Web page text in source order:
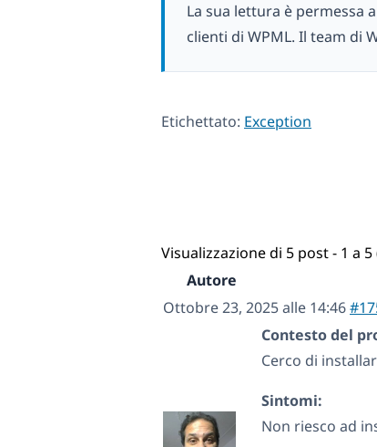
La sua lettura è permessa
clienti di WPML. Il team di
Etichettato: Exception
Visualizzazione di 5 post - 1 a
Autore
Ottobre 23, 2025 alle 14:46
Contesto del
Cerco di
Sintomi:
Non riesco ad